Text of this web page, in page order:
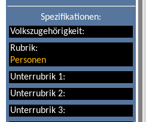
Spezifikationen:
Volkszugehörigkeit:
Rubrik:
Personen
Unterrubrik 1:
Unterrubrik 2:
Unterrubrik 3: